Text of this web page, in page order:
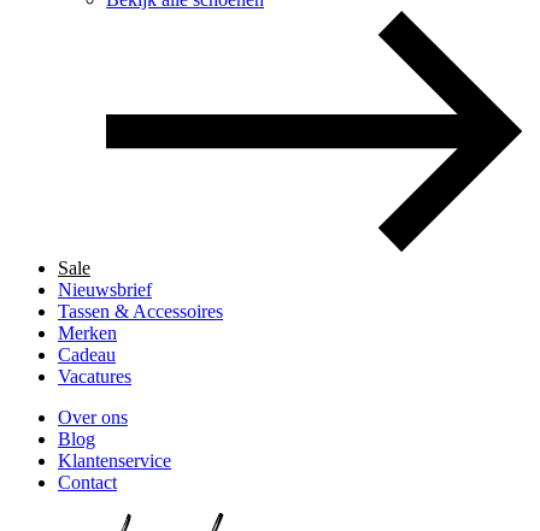
Sale
Nieuwsbrief
Tassen & Accessoires
Merken
Cadeau
Vacatures
Over ons
Blog
Klantenservice
Contact